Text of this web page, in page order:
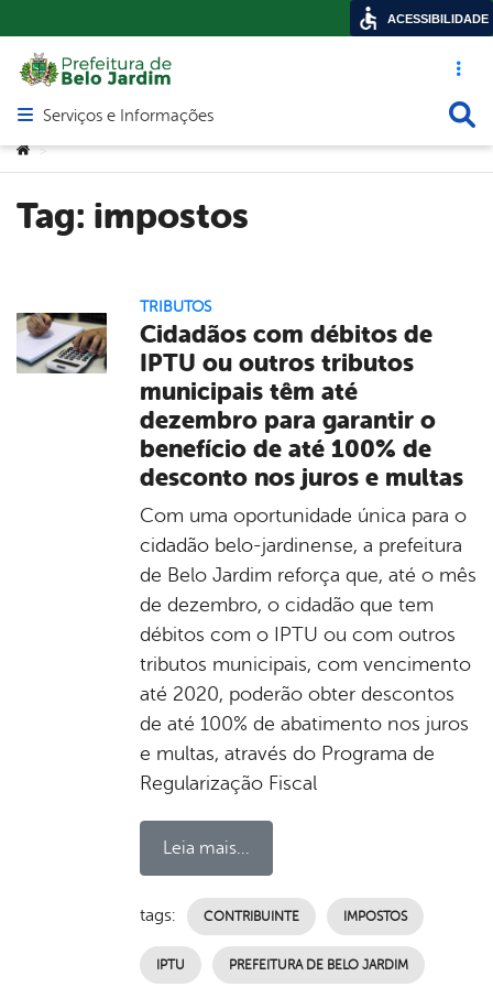
Acesso
Abrir menu principal de navegação
Serviços e Informações
Você está aqui:
>
Tag: impostos
TRIBUTOS
Cidadãos com débitos de
IPTU ou outros tributos
municipais têm até
dezembro para garantir o
benefício de até 100% de
desconto nos juros e multas
Com uma oportunidade única para o
cidadão belo-jardinense, a prefeitura
de Belo Jardim reforça que, até o mês
de dezembro, o cidadão que tem
débitos com o IPTU ou com outros
tributos municipais, com vencimento
até 2020, poderão obter descontos
de até 100% de abatimento nos juros
e multas, através do Programa de
Regularização Fiscal
Leia mais...
tags: CONTRIBUINTE IMPOSTOS
IPTU PREFEITURA DE BELO JARDIM
ACESSIBILIDADE